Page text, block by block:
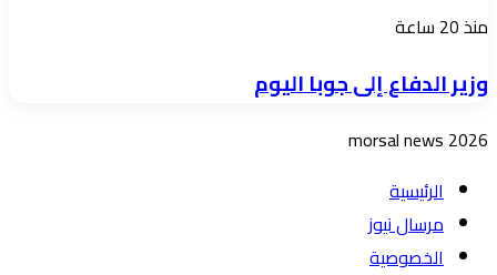
وطنية
هيئة
والجسور
ومصارف
إدارة
الشراء
والتعاقد
وزير
إلى
جوبا
منذ 20 ساعة
وزير الدفاع إلى جوبا اليوم
morsal news 2026
الرئيسية
مرسال نيوز
الخصوصية